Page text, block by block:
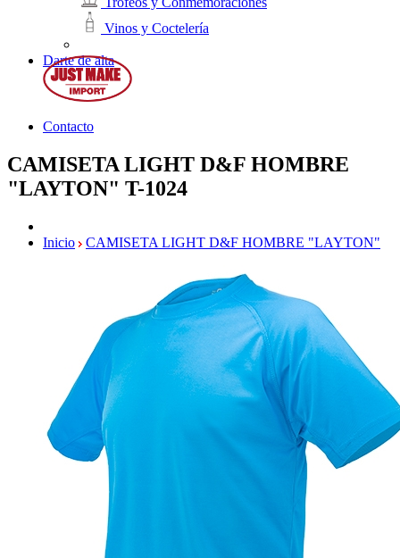
Vinos y Coctelería
Darte de alta
Contacto
CAMISETA LIGHT D&F HOMBRE
"LAYTON" T-1024
Inicio CAMISETA LIGHT D&F HOMBRE "LAYTON"